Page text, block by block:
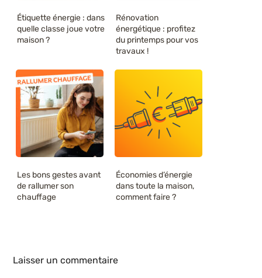
Étiquette énergie : dans
quelle classe joue votre
maison ?
Rénovation
énergétique : profitez
du printemps pour vos
travaux !
Les bons gestes avant
de rallumer son
chauffage
Économies d’énergie
dans toute la maison,
comment faire ?
Laisser un commentaire